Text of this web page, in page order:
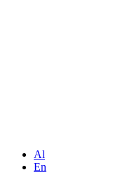
Al
En